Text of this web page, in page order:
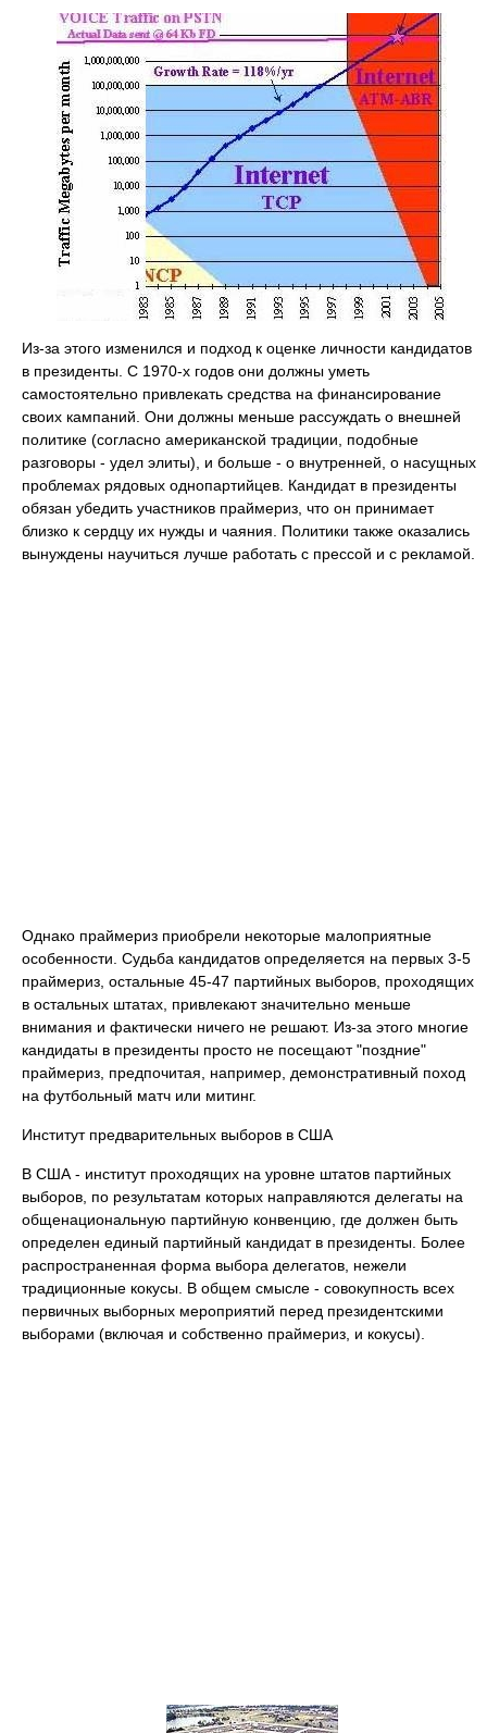
Из-за этого изменился и подход к оценке личности кандидатов
в президенты. С 1970-х годов они должны уметь
самостоятельно привлекать средства на финансирование
своих кампаний. Они должны меньше рассуждать о внешней
политике (согласно американской традиции, подобные
разговоры - удел элиты), и больше - о внутренней, о насущных
проблемах рядовых однопартийцев. Кандидат в президенты
обязан убедить участников праймериз, что он принимает
близко к сердцу их нужды и чаяния. Политики также оказались
вынуждены научиться лучше работать с прессой и с рекламой.
Однако праймериз приобрели некоторые малоприятные
особенности. Судьба кандидатов определяется на первых 3-5
праймериз, остальные 45-47 партийных выборов, проходящих
в остальных штатах, привлекают значительно меньше
внимания и фактически ничего не решают. Из-за этого многие
кандидаты в президенты просто не посещают "поздние"
праймериз, предпочитая, например, демонстративный поход
на футбольный матч или митинг.
Институт предварительных выборов в США
В США - институт проходящих на уровне штатов партийных
выборов, по результатам которых направляются делегаты на
общенациональную партийную конвенцию, где должен быть
определен единый партийный кандидат в президенты. Более
распространенная форма выбора делегатов, нежели
традиционные кокусы. В общем смысле - совокупность всех
первичных выборных мероприятий перед президентскими
выборами (включая и собственно праймериз, и кокусы).